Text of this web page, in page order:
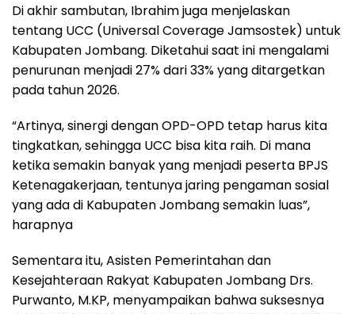
Di akhir sambutan, Ibrahim juga menjelaskan
tentang UCC (Universal Coverage Jamsostek) untuk
Kabupaten Jombang. Diketahui saat ini mengalami
penurunan menjadi 27% dari 33% yang ditargetkan
pada tahun 2026.
“Artinya, sinergi dengan OPD-OPD tetap harus kita
tingkatkan, sehingga UCC bisa kita raih. Di mana
ketika semakin banyak yang menjadi peserta BPJS
Ketenagakerjaan, tentunya jaring pengaman sosial
yang ada di Kabupaten Jombang semakin luas”,
harapnya
Sementara itu, Asisten Pemerintahan dan
Kesejahteraan Rakyat Kabupaten Jombang Drs.
Purwanto, M.KP, menyampaikan bahwa suksesnya